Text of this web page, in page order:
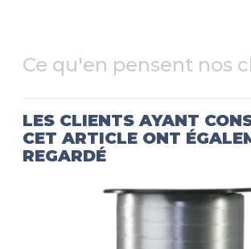
Ce qu'en pensent nos
LES CLIENTS AYANT
CET ARTICLE ONT
REGARDÉ